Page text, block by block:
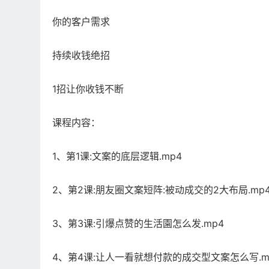
你的客户需求
持续收钱绝招
1招让你收钱不断
课程内容：
1、第1课:文案的底层逻辑.mp4
2、第2课:朋友圈文案短阵:被动成交的2大布局
3、第3课:引爆点赞的生活園怎么发.mp4
4、第4课:让人一看就想付款的成交型文案怎么写